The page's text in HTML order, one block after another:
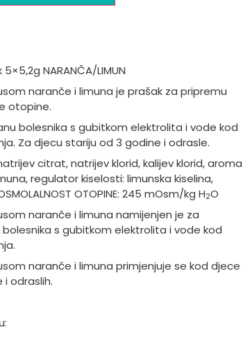
5×5,2g NARANČA/LIMUN
naranče i limuna je prašak za pripremu
otopine.
bolesnika s gubitkom elektrolita i vode kod
Za djecu stariju od 3 godine i odrasle.
citrat, natrijev klorid, kalijev klorid, aroma
regulator kiselosti: limunska kiselina,
OTOPINE: 245 mOsm/kg H2O
naranče i limuna namijenjen je za
s gubitkom elektrolita i vode kod
naranče i limuna primjenjuje se kod djece
odraslih.